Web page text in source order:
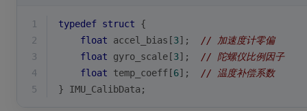
1 typedef struct {
2
float accel_bias[3]; // 加速度计零偏
3
float gyro_scale[3]; // 陀螺仪比例因子
4
float temp_coeff[6]; // 温度补偿系数
5
} IMU_CalibData;